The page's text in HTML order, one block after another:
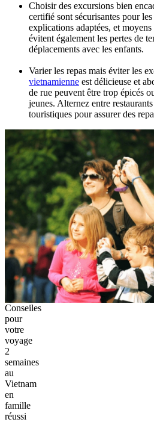
Choisir des excursions bien
certifié sont sécurisantes pour
explications adaptées, et
évitent également les pertes de
déplacements avec les enfants.
Varier les repas mais éviter les
vietnamienne est délicieuse et
de rue peuvent être trop épicés
jeunes. Alternez entre
touristiques pour assurer des
Conseiles
pour
votre
voyage
2
semaines
au
Vietnam
en
famille
réussi